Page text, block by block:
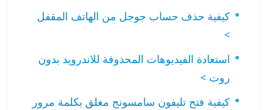
كيفية حذف حساب جوجل من الهاتف المقفل
>
استعادة الفيديوهات المحذوفة للاندرويد بدون
روت >
كيفية فتح تليفون سامسونج مغلق بكلمة مرور